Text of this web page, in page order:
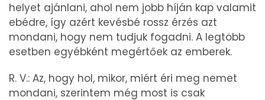
helyet ajánlani, ahol nem jobb híján kap valamit
ebédre, így azért kevésbé rossz érzés azt
mondani, hogy nem tudjuk fogadni. A legtöbb
esetben egyébként megértőek az emberek.
R. V.: Az, hogy hol, mikor, miért éri meg nemet
mondani, szerintem még most is csak